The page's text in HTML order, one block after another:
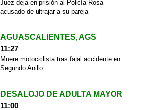
Juez deja en prisión al Policía Rosa
acusado de ultrajar a su pareja
AGUASCALIENTES, AGS
11:27
Muere motociclista tras fatal accidente en
Segundo Anillo
DESALOJO DE ADULTA MAYOR
11:00